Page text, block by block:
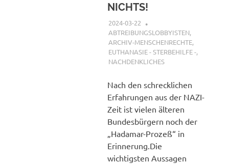
NICHTS!
2024-03-22
ABTREIBUNGSLOBBYISTEN,
ARCHIV-MENSCHENRECHTE,
EUTHANASIE - STERBEHILFE -,
NACHDENKLICHES
Nach den schrecklichen
Erfahrungen aus der NAZI-
Zeit ist vielen älteren
Bundesbürgern noch der
„Hadamar-Prozeß“ in
Erinnerung.Die
wichtigsten Aussagen